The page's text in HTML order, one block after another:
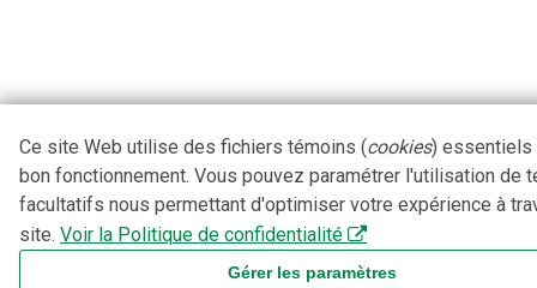
Ce site Web utilise des fichiers témoins (cookies) essentiels
bon fonctionnement. Vous pouvez paramétrer l'utilisation de
facultatifs nous permettant d'optimiser votre expérience à
site. Voir la Politique de confidentialité
Gérer les paramètres